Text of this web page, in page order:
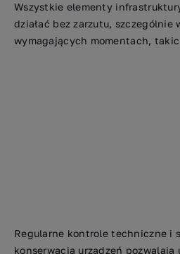
Wszystkie elementy
działać bez zarzutu, szczególnie
wymagających momentach,
Regularne kontrole techniczne i
konserwacja urządzeń